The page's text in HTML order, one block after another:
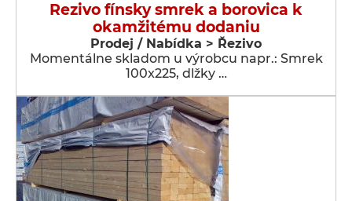
Rezivo fínsky smrek a borovica k
okamžitému dodaniu
Prodej / Nabídka > Řezivo
Momentálne skladom u výrobcu napr.: Smrek
100x225, dlžky …